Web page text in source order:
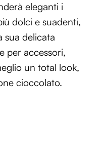
eleganti i
dolci e suadenti,
sua delicata
per accessori,
un total look,
cioccolato.